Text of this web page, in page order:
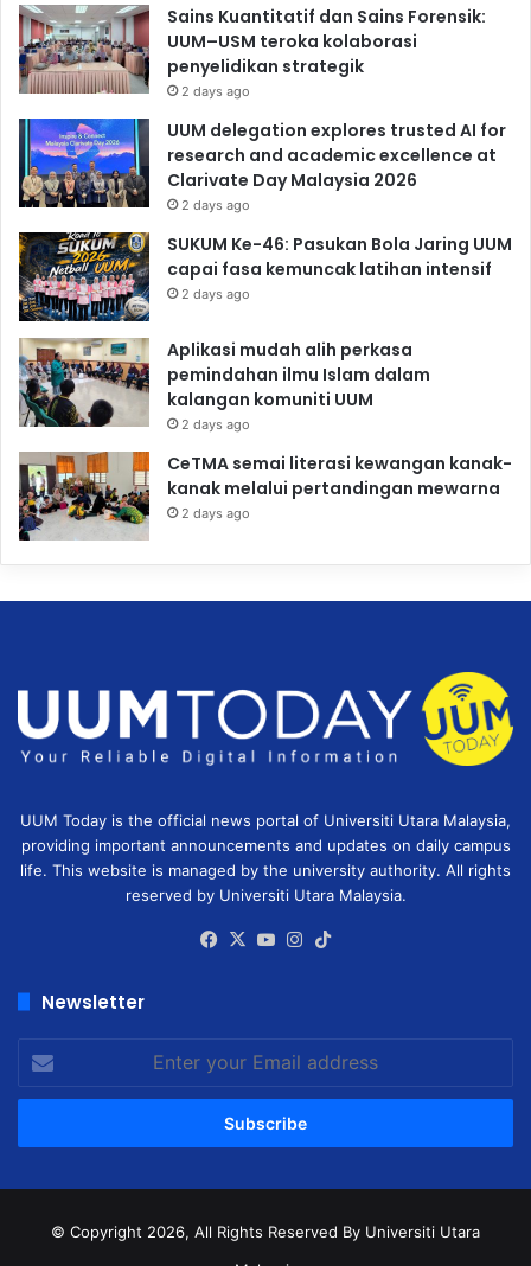
Sains Kuantitatif dan Sains Forensik:
UUM–USM teroka kolaborasi
penyelidikan strategik
2 days ago
UUM delegation explores trusted AI for
research and academic excellence at
Clarivate Day Malaysia 2026
2 days ago
SUKUM Ke-46: Pasukan Bola Jaring UUM
capai fasa kemuncak latihan intensif
2 days ago
Aplikasi mudah alih perkasa
pemindahan ilmu Islam dalam
kalangan komuniti UUM
2 days ago
CeTMA semai literasi kewangan kanak-
kanak melalui pertandingan mewarna
2 days ago
UUM Today is the official news portal of Universiti Utara Malaysia,
providing important announcements and updates on daily campus
life. This website is managed by the university authority. All rights
reserved by Universiti Utara Malaysia.
Facebook
X YouTubeInstagram
Newsletter
your
Email
© Copyright 2026, All Rights Reserved By Universiti Utara